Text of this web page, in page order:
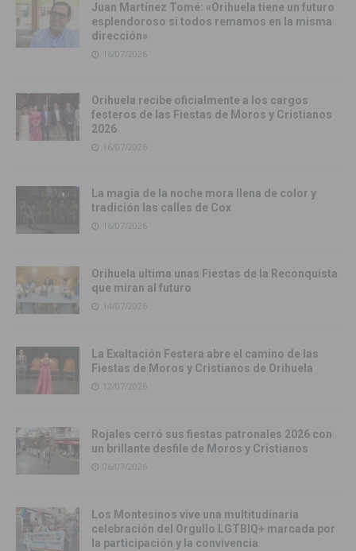
Juan Martínez Tomé: «Orihuela tiene un futuro
esplendoroso si todos remamos en la misma
dirección»
16/07/2026
Orihuela recibe oficialmente a los cargos
festeros de las Fiestas de Moros y Cristianos
2026
16/07/2026
La magia de la noche mora llena de color y
tradición las calles de Cox
16/07/2026
Orihuela ultima unas Fiestas de la Reconquista
que miran al futuro
14/07/2026
La Exaltación Festera abre el camino de las
Fiestas de Moros y Cristianos de Orihuela
12/07/2026
Rojales cerró sus fiestas patronales 2026 con
un brillante desfile de Moros y Cristianos
06/07/2026
Los Montesinos vive una multitudinaria
celebración del Orgullo LGTBIQ+ marcada por
la participación y la convivencia